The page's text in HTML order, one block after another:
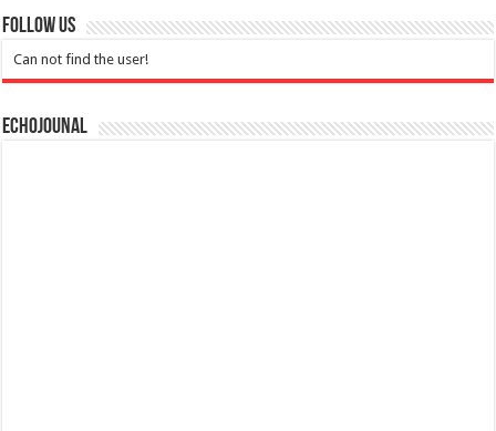
Follow Us
Can not find the user!
Echojounal